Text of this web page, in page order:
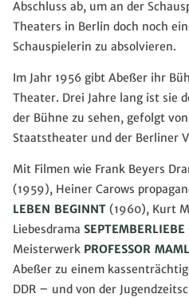
Abschluss ab, um an der
Theaters in Berlin doch noch
Schauspielerin zu absolvieren.
Im Jahr 1956 gibt Abeßer ihr
Theater. Drei Jahre lang ist sie
der Bühne zu sehen, gefolgt
Staatstheater und der Berliner
Mit Filmen wie Frank Beyers
(1959), Heiner Carows
LEBEN BEGINNT (1960), Kurt
Liebesdrama SEPTEMBERLIEBE
Meisterwerk PROFESSOR
Abeßer zu einem
DDR – und von der